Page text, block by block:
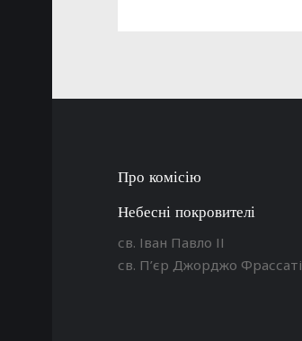
Про комісію
Небесні покровителі
св. Іван Павло ІІ
св. П’єр Джорджо Фрассаті